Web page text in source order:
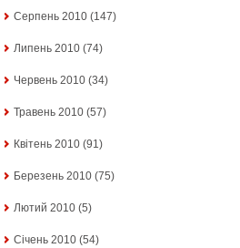
Серпень 2010 (147)
Липень 2010 (74)
Червень 2010 (34)
Травень 2010 (57)
Квітень 2010 (91)
Березень 2010 (75)
Лютий 2010 (5)
Січень 2010 (54)